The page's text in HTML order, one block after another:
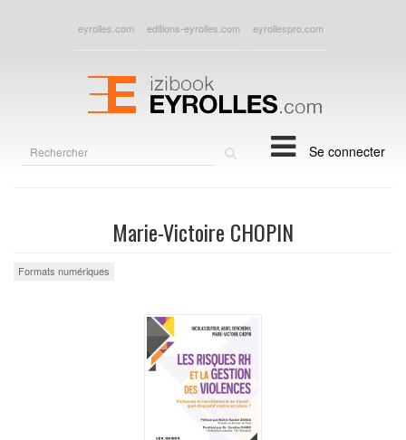
eyrolles.com editions-eyrolles.com eyrollespro.com
Se connecter
Marie-Victoire CHOPIN
Formats numériques